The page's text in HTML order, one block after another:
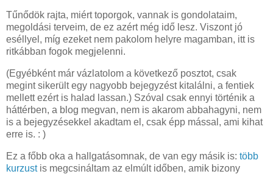
Tűnődök rajta, miért toporgok, vannak is gondolataim,
megoldási terveim, de ez azért még idő lesz. Viszont jó
eséllyel, míg ezeket nem pakolom helyre magamban, itt is
ritkábban fogok megjelenni.
(Egyébként már vázlatolom a következő posztot, csak
megint sikerült egy nagyobb bejegyzést kitalálni, a fentiek
mellett ezért is halad lassan.) Szóval csak ennyi történik a
háttérben, a blog megvan, nem is akarom abbahagyni, nem
is a bejegyzésekkel akadtam el, csak épp mással, ami kihat
erre is. : )
Ez a főbb oka a hallgatásomnak, de van egy másik is: több
kurzustis megcsináltam az elmúlt időben, amik bizony